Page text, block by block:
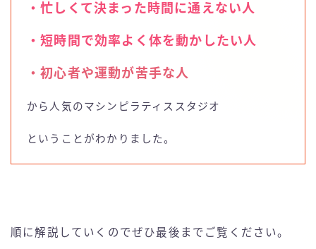
CLUB PILATES(クラブピラティス)
ELEMENT
LALA PILATES
・忙しくて決まった時間に通えない人
・短時間で効率よく体を動かしたい人
・初心者や運動が苦手な人
から人気のマシンピラティススタジオ
ということがわかりました。
順に解説していくのでぜひ最後までご覧ください。